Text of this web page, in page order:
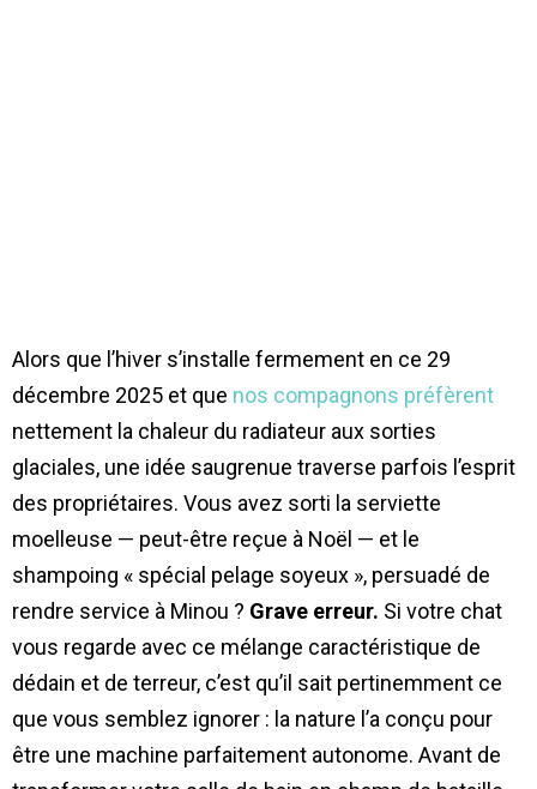
Alors que l’hiver s’installe fermement en ce 29
décembre 2025 et que nos compagnons préfèrent
nettement la chaleur du radiateur aux sorties
glaciales, une idée saugrenue traverse parfois l’esprit
des propriétaires. Vous avez sorti la serviette
moelleuse — peut-être reçue à Noël — et le
shampoing « spécial pelage soyeux », persuadé de
rendre service à Minou ? Grave erreur. Si votre chat
vous regarde avec ce mélange caractéristique de
dédain et de terreur, c’est qu’il sait pertinemment ce
que vous semblez ignorer : la nature l’a conçu pour
être une machine parfaitement autonome. Avant de